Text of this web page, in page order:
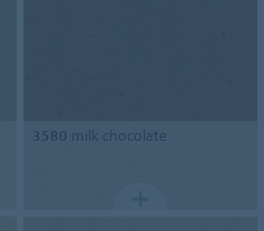
3580 milk chocolate